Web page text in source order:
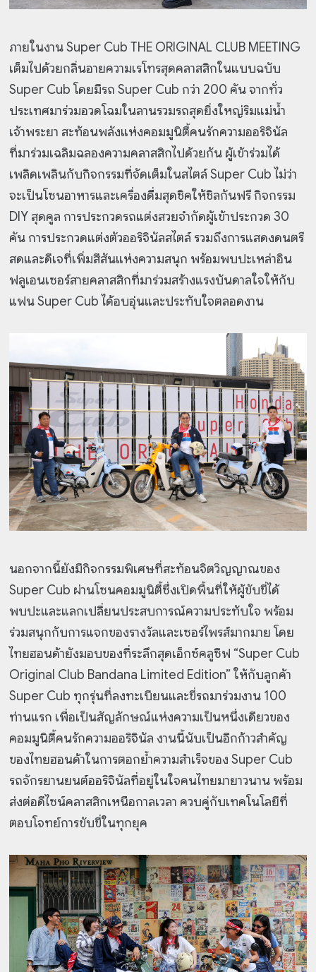
ภายในงาน Super Cub THE ORIGINAL CLUB MEETING
เต็มไปด้วยกลิ่นอายความเรโทรสุดคลาสสิกในแบบฉบับ
Super Cub โดยมีรถ Super Cub กว่า 200 คัน จากทั่ว
ประเทศมาร่วมอวดโฉมในลานรวมรถสุดยิ่งใหญ่ริมแม่น้ำ
เจ้าพระยา สะท้อนพลังแห่งคอมมูนิตี้คนรักความออริจินัล
ที่มาร่วมเฉลิมฉลองความคลาสสิกไปด้วยกัน ผู้เข้าร่วมได้
เพลิดเพลินกับกิจกรรมที่จัดเต็มในสไตล์ Super Cub ไม่ว่า
จะเป็นโซนอาหารและเครื่องดื่มสุดชิคให้ชิลกันฟรี กิจกรรม
DIY สุดคูล การประกวดรถแต่งสวยจำกัดผู้เข้าประกวด 30
คัน การประกวดแต่งตัวออริจินัลสไตล์ รวมถึงการแสดงดนตรี
สดและดีเจที่เพิ่มสีสันแห่งความสนุก พร้อมพบปะเหล่าอิน
ฟลูเอนเซอร์สายคลาสสิกที่มาร่วมสร้างแรงบันดาลใจให้กับ
แฟน Super Cub ได้อบอุ่นและประทับใจตลอดงาน
นอกจากนี้ยังมีกิจกรรมพิเศษที่สะท้อนจิตวิญญาณของ
Super Cub ผ่านโซนคอมมูนิตี้ซึ่งเปิดพื้นที่ให้ผู้ขับขี่ได้
พบปะและแลกเปลี่ยนประสบการณ์ความประทับใจ พร้อม
ร่วมสนุกกับการแจกของรางวัลและเซอร์ไพรส์มากมาย โดย
ไทยฮอนด้ายังมอบของที่ระลึกสุดเอ็กซ์คลูซีฟ “Super Cub
Original Club Bandana Limited Edition” ให้กับลูกค้า
Super Cub ทุกรุ่นที่ลงทะเบียนและขี่รถมาร่วมงาน 100
ท่านแรก เพื่อเป็นสัญลักษณ์แห่งความเป็นหนึ่งเดียวของ
คอมมูนิตี้คนรักความออริจินัล งานนี้นับเป็นอีกก้าวสำคัญ
ของไทยฮอนด้าในการตอกย้ำความสำเร็จของ Super Cub
รถจักรยานยนต์ออริจินัลที่อยู่ในใจคนไทยมายาวนาน พร้อม
ส่งต่อดีไซน์คลาสสิกเหนือกาลเวลา ควบคู่กับเทคโนโลยีที่
ตอบโจทย์การขับขี่ในทุกยุค